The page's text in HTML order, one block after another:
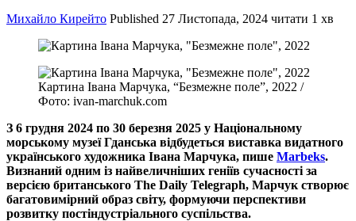
Михайло Кирейто Published 27 Листопада, 2024 читати 1 хв
Картина Івана Марчука, “Безмежне поле”, 2022 /
Фото: ivan-marchuk.com
З 6 грудня 2024 по 30 березня 2025 у Національному
морському музеї Гданська відбудеться виставка видатного
українського художника Івана Марчука, пише Marbeks.
Визнаний одним із найвеличніших геніїв сучасності за
версією британського The Daily Telegraph, Марчук створює
багатовимірний образ світу, формуючи перспективи
розвитку постіндустріального суспільства.